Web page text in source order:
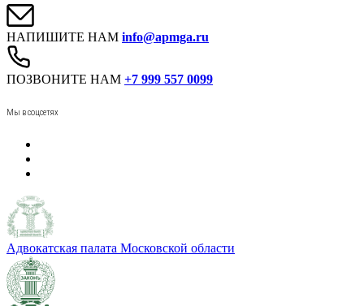
НАПИШИТЕ НАМ info@apmga.ru
ПОЗВОНИТЕ НАМ +7 999 557 0099
Мы в соцсетях
Адвокатская палата Московской области